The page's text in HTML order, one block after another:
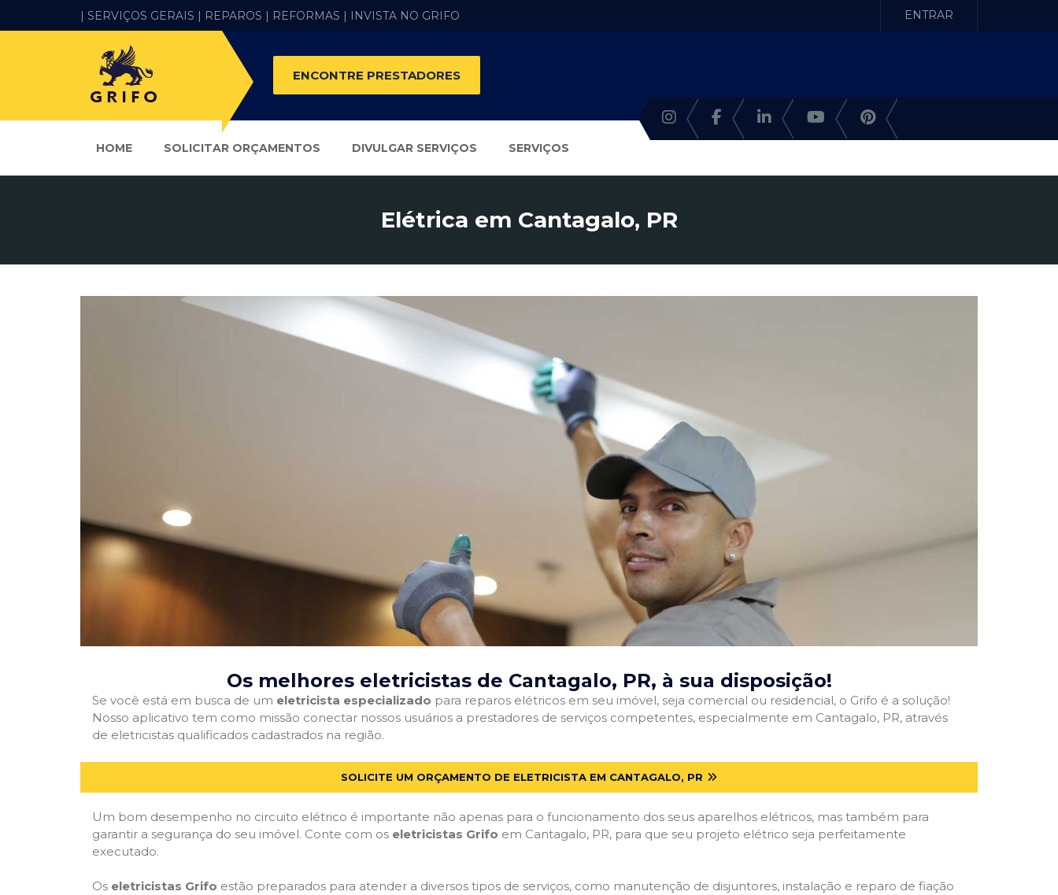
| SERVIÇOS GERAIS | REPAROS | REFORMAS | INVISTA NO GRIFO ENTRAR
ENCONTRE PRESTADORES
HOME SOLICITAR ORÇAMENTOS DIVULGAR SERVIÇOS SERVIÇOS
Elétrica em Cantagalo, PR
Os melhores eletricistas de Cantagalo, PR, à sua disposição!
Se você está em busca de um eletricista especializado para reparos elétricos em seu imóvel, seja comercial ou residencial, o Grifo é a solução!
Nosso aplicativo tem como missão conectar nossos usuários a prestadores de serviços competentes, especialmente em Cantagalo, PR, através
de eletricistas qualificados cadastrados na região.
SOLICITE UM ORÇAMENTO DE ELETRICISTA EM CANTAGALO, PR
Um bom desempenho no circuito elétrico é importante não apenas para o funcionamento dos seus aparelhos elétricos, mas também para
garantir a segurança do seu imóvel. Conte com os eletricistas Grifo em Cantagalo, PR, para que seu projeto elétrico seja perfeitamente
executado.
Os eletricistas Grifo estão preparados para atender a diversos tipos de serviços, como manutenção de disjuntores, instalação e reparo de fiação